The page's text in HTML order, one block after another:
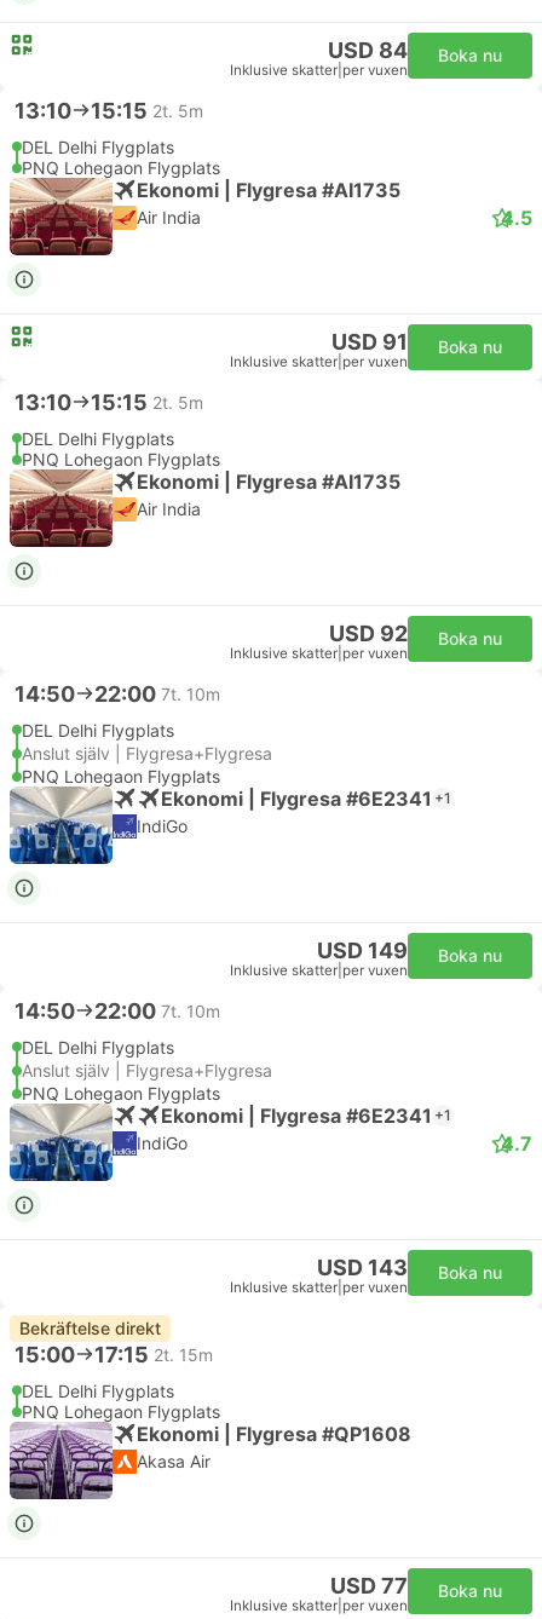
USD 84
Inklusive skatter per vuxen
Boka nu
13:10 15:15 2t. 5m
DEL Delhi Flygplats
PNQ Lohegaon Flygplats
Ekonomi | Flygresa #AI1735
Air India 4.5
USD 91
Inklusive skatter per vuxen
Boka nu
13:10 15:15 2t. 5m
DEL Delhi Flygplats
PNQ Lohegaon Flygplats
Ekonomi | Flygresa #AI1735
Air India
USD 92
Inklusive skatter per vuxen
Boka nu
14:50 22:00 7t. 10m
DEL Delhi Flygplats
Anslut själv | Flygresa+Flygresa
PNQ Lohegaon Flygplats
Ekonomi | Flygresa #6E2341 +1
IndiGo
USD 149
Inklusive skatter per vuxen
Boka nu
14:50 22:00 7t. 10m
DEL Delhi Flygplats
Anslut själv | Flygresa+Flygresa
PNQ Lohegaon Flygplats
Ekonomi | Flygresa #6E2341 +1
IndiGo 4.7
USD 143
Inklusive skatter per vuxen
Boka nu
Bekräftelse direkt
15:00 17:15 2t. 15m
DEL Delhi Flygplats
PNQ Lohegaon Flygplats
Ekonomi | Flygresa #QP1608
Akasa Air
USD 77
Inklusive skatter per vuxen
Boka nu